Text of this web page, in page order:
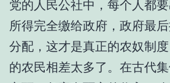
党的人民公社中，每个人都
所得完全缴给政府，政府最
分配，这才是真正的农奴制
的农民相差太多了。在古代